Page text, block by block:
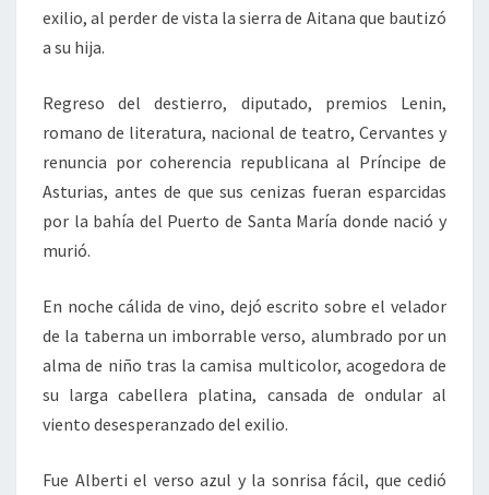
exilio, al perder de vista la sierra de Aitana que bautizó
a su hija.
Regreso del destierro, diputado, premios Lenin,
romano de literatura, nacional de teatro, Cervantes y
renuncia por coherencia republicana al Príncipe de
Asturias, antes de que sus cenizas fueran esparcidas
por la bahía del Puerto de Santa María donde nació y
murió.
En noche cálida de vino, dejó escrito sobre el velador
de la taberna un imborrable verso, alumbrado por un
alma de niño tras la camisa multicolor, acogedora de
su larga cabellera platina, cansada de ondular al
viento desesperanzado del exilio.
Fue Alberti el verso azul y la sonrisa fácil, que cedió